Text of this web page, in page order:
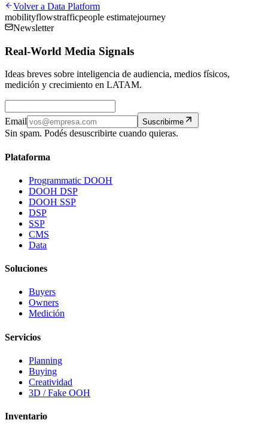
Volver a Data Platform
mobilityflowstrafficpeople estimatejourney
Newsletter
Real-World Media Signals
Ideas breves sobre inteligencia de audiencia, medios físicos,
medición y crecimiento en LATAM.
Email Suscribirme
Sin spam. Podés desuscribirte cuando quieras.
Plataforma
Programmatic DOOH
DOOH DSP
DOOH SSP
DSP
SSP
CMS
Data
Soluciones
Buyers
Owners
Medición
Servicios
Planning
Buying
Creatividad
3D / Fake OOH
Inventario